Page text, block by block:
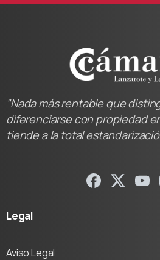
"Nada más rentable que
diferenciarse con propiedad
tiende a la total
Legal
Aviso Legal